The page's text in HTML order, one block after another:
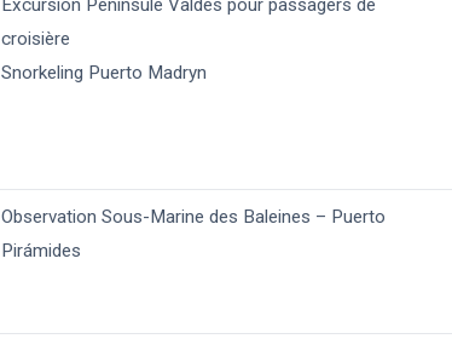
Excursion Péninsule Valdés pour passagers de
croisière
Snorkeling Puerto Madryn
Observation Sous-Marine des Baleines – Puerto
Pirámides